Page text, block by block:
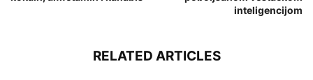
inteligencijom
RELATED ARTICLES